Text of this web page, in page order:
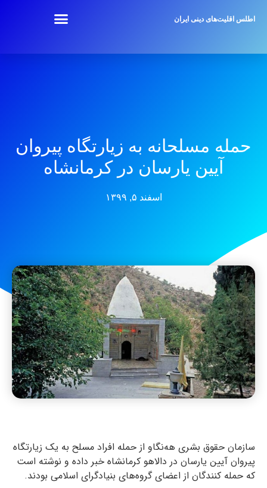
اطلس اقلیت‌های دینی ایران
حمله مسلحانه به زیارتگاه پیروان
آیین یارسان در کرمانشاه
اسفند ۵, ۱۳۹۹
سازمان حقوق بشری هه‌نگاو از حمله افراد مسلح به یک زیارتگاه
پیروان آیین یارسان در دالاهو کرمانشاه خبر داده و نوشته‌ است
که حمله کنندگان از اعضای گروه‌های بنیادگرای اسلامی بودند.